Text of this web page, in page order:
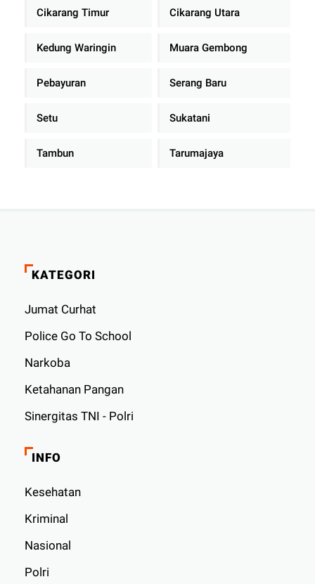
Cikarang Timur Cikarang Utara
Kedung Waringin Muara Gembong
Pebayuran Serang Baru
Setu Sukatani
Tambun Tarumajaya
KATEGORI
Jumat Curhat
Police Go To School
Narkoba
Ketahanan Pangan
Sinergitas TNI - Polri
INFO
Kesehatan
Kriminal
Nasional
Polri